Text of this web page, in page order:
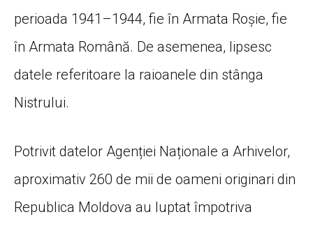
perioada 1941–1944, fie în Armata Roșie, fie
în Armata Română. De asemenea, lipsesc
datele referitoare la raioanele din stânga
Nistrului.
Potrivit datelor Agenției Naționale a Arhivelor,
aproximativ 260 de mii de oameni originari din
Republica Moldova au luptat împotriva